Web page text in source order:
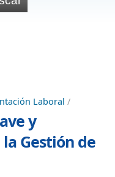
Laboral /
y
Gestión de